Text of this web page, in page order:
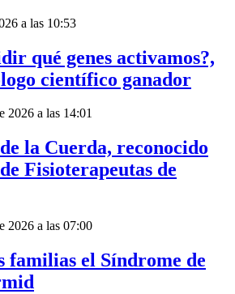
a las 10:53
qué genes activamos?,
científico ganador
2026 a las 14:01
la Cuerda, reconocido
Fisioterapeutas de
2026 a las 07:00
familias el Síndrome de